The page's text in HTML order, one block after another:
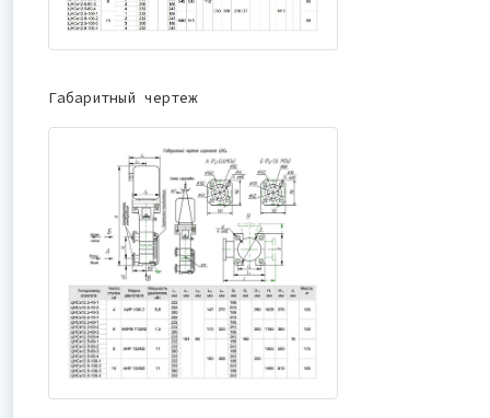
Габаритный чертеж